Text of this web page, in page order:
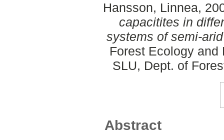
Hansson, Linnea,
capacitites in
systems of semi-
Forest Ecology and
SLU, Dept. of
Abstract